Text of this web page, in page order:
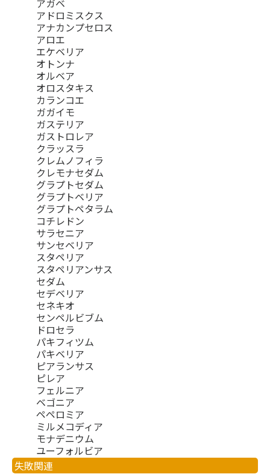
アガベ
アドロミスクス
アナカンプセロス
アロエ
エケベリア
オトンナ
オルベア
オロスタキス
カランコエ
ガガイモ
ガステリア
ガストロレア
クラッスラ
クレムノフィラ
クレモナセダム
グラプトセダム
グラプトベリア
グラプトペタラム
コチレドン
サラセニア
サンセベリア
スタペリア
スタペリアンサス
セダム
セデベリア
セネキオ
センペルビブム
ドロセラ
パキフィツム
パキベリア
ピアランサス
ピレア
フェルニア
ベゴニア
ペペロミア
ミルメコディア
モナデニウム
ユーフォルビア
失敗関連